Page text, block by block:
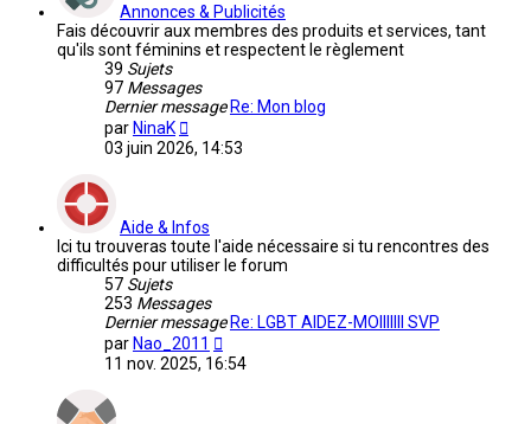
Annonces & Publicités
Fais découvrir aux membres des produits et services, tant
qu'ils sont féminins et respectent le règlement
39 Sujets
97 Messages
Dernier messageRe: Mon blog
parNinaK
le
dernier
03 juin 2026, 14:53
Aide & Infos
Ici tu trouveras toute l'aide nécessaire si tu rencontres des
difficultés pour utiliser le forum
57 Sujets
253 Messages
Dernier messageRe: LGBT AIDEZ-MOIIIIIII SVP
parNao_2011
le
11 nov. 2025, 16:54